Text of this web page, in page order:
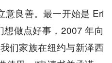
意良善。最一开始是 Eri
做点好事，2007 年向
们家族在纽约与新泽西